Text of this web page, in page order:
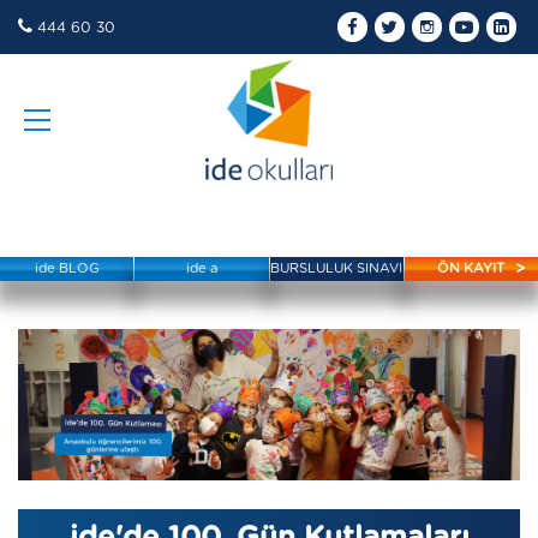
444 60 30
ide BLOG ide a BURSLULUK SINAVI ÖN KAYIT